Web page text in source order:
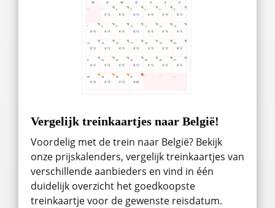
Vergelijk treinkaartjes naar België!
Voordelig met de trein naar België? Bekijk
onze prijskalenders, vergelijk treinkaartjes van
verschillende aanbieders en vind in één
duidelijk overzicht het goedkoopste
treinkaartje voor de gewenste reisdatum.